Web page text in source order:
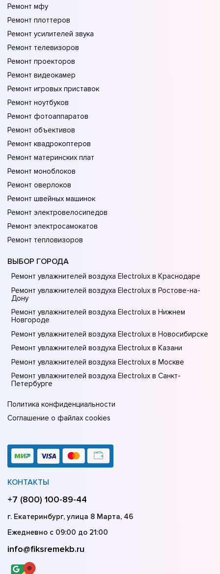
Ремонт мфу
Ремонт плоттеров
Ремонт усилителей звука
Ремонт телевизоров
Ремонт проекторов
Ремонт видеокамер
Ремонт игровых приставок
Ремонт ноутбуков
Ремонт фотоаппаратов
Ремонт объективов
Ремонт квадрокоптеров
Ремонт материнских плат
Ремонт моноблоков
Ремонт оверлоков
Ремонт швейных машинок
Ремонт электровелосипедов
Ремонт электросамокатов
Ремонт тепловизоров
ВЫБОР ГОРОДА
Ремонт увлажнителей воздуха Electrolux в Краснодаре
Ремонт увлажнителей воздуха Electrolux в Ростове-на-
Донy
Ремонт увлажнителей воздуха Electrolux в Нижнем
Новгороде
Ремонт увлажнителей воздуха Electrolux в Новосибирске
Ремонт увлажнителей воздуха Electrolux в Казани
Ремонт увлажнителей воздуха Electrolux в Москве
Ремонт увлажнителей воздуха Electrolux в Санкт-
Петербурге
Политика конфиденциальности
Соглашение о файлах cookies
КОНТАКТЫ
+7 (800) 100-89-44
г. Екатеринбург, улица 8 Марта, 46
Ежедневно с 09:00 до 21:00
info@fiksremekb.ru